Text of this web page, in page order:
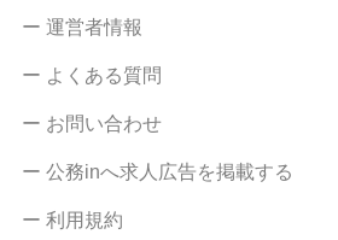
ー 運営者情報
ー よくある質問
ー お問い合わせ
ー 公務inへ求人広告を掲載する
ー 利用規約